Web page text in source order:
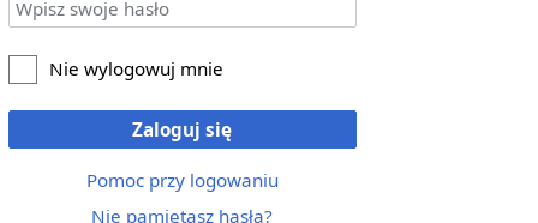
Nie wylogowuj mnie
Zaloguj się
Pomoc przy logowaniu
Nie pamiętasz hasła?